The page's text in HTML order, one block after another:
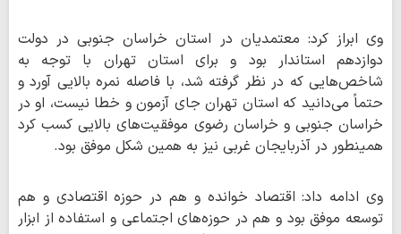
وی ابراز کرد: معتمدیان در استان خراسان جنوبی در دولت
دوازدهم استاندار بود و برای استان تهران با توجه به
شاخص‌هایی که در نظر گرفته شد، با فاصله نمره بالایی آورد و
حتماً می‌دانید که استان تهران جای آزمون و خطا نیست، او در
خراسان جنوبی و خراسان رضوی موفقیت‌های بالایی کسب کرد
همینطور در آذربایجان غربی نیز به همین شکل موفق بود.
وی ادامه داد: اقتصاد خوانده و هم در حوزه اقتصادی و هم
توسعه موفق بود و هم در حوزه‌های اجتماعی و استفاده از ابزار